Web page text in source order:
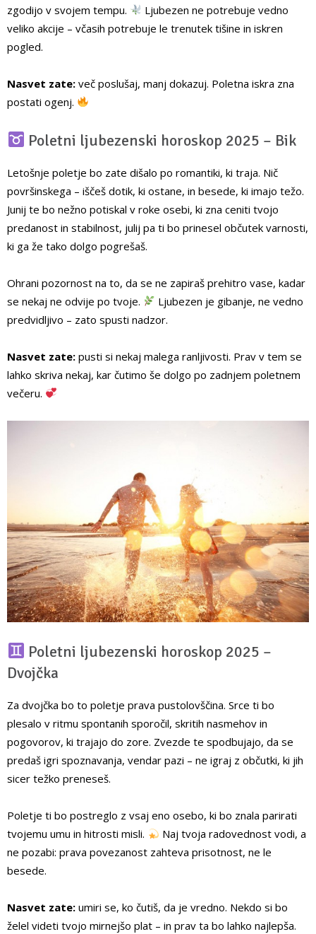
zgodijo v svojem tempu.
Ljubezen ne potrebuje vedno
veliko akcije – včasih potrebuje le trenutek tišine in iskren
pogled.
Nasvet zate: več poslušaj, manj dokazuj. Poletna iskra zna
postati ogenj.
Poletni ljubezenski horoskop 2025 – Bik
Letošnje poletje bo zate dišalo po romantiki, ki traja. Nič
površinskega – iščeš dotik, ki ostane, in besede, ki imajo težo.
Junij te bo nežno potiskal v roke osebi, ki zna ceniti tvojo
predanost in stabilnost, julij pa ti bo prinesel občutek varnosti,
ki ga že tako dolgo pogrešaš.
Ohrani pozornost na to, da se ne zapiraš prehitro vase, kadar
se nekaj ne odvije po tvoje.
Ljubezen je gibanje, ne vedno
predvidljivo – zato spusti nadzor.
Nasvet zate: pusti si nekaj malega ranljivosti. Prav v tem se
lahko skriva nekaj, kar čutimo še dolgo po zadnjem poletnem
večeru.
Poletni ljubezenski horoskop 2025 –
Dvojčka
Za dvojčka bo to poletje prava pustolovščina. Srce ti bo
plesalo v ritmu spontanih sporočil, skritih nasmehov in
pogovorov, ki trajajo do zore. Zvezde te spodbujajo, da se
predaš igri spoznavanja, vendar pazi – ne igraj z občutki, ki jih
sicer težko preneseš.
Poletje ti bo postreglo z vsaj eno osebo, ki bo znala parirati
tvojemu umu in hitrosti misli.
Naj tvoja radovednost vodi, a
ne pozabi: prava povezanost zahteva prisotnost, ne le
besede.
Nasvet zate: umiri se, ko čutiš, da je vredno. Nekdo si bo
želel videti tvojo mirnejšo plat – in prav ta bo lahko najlepša.